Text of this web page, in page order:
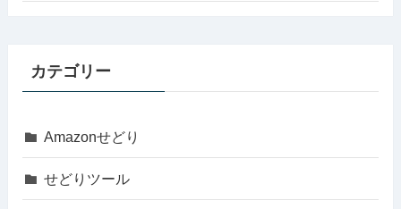
カテゴリー
Amazonせどり
せどりツール